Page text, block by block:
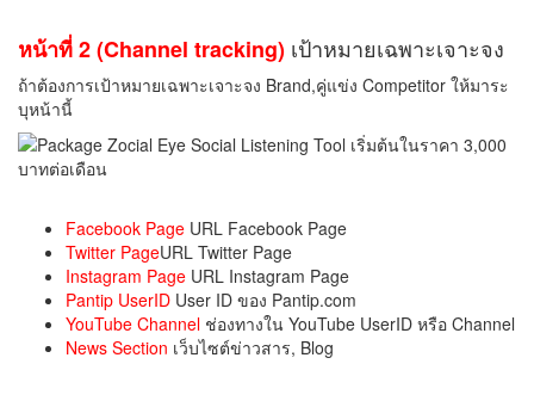
หน้าที่ 2 (Channel tracking) เป้าหมายเฉพาะเจาะจง
ถ้าต้องการเป้าหมายเฉพาะเจาะจง Brand,คู่แข่ง Competitor ให้มาระ
บุหน้านี้
Facebook Page URL Facebook Page
Twitter PageURL Twitter Page
Instagram Page URL Instagram Page
Pantip UserID User ID ของ Pantip.com
YouTube Channel ช่องทางใน YouTube UserID หรือ Channel
News Section เว็บไซต์ข่าวสาร, Blog